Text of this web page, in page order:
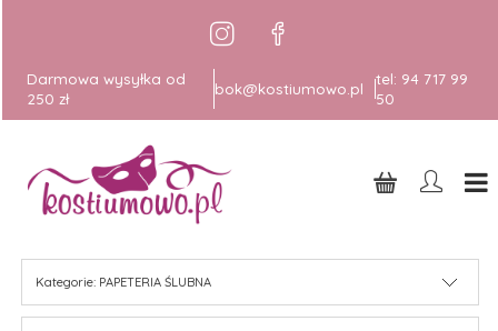
Darmowa wysyłka od
250 zł
bok@kostiumowo.pl
tel: 94 717 99
50
Kategorie: PAPETERIA ŚLUBNA